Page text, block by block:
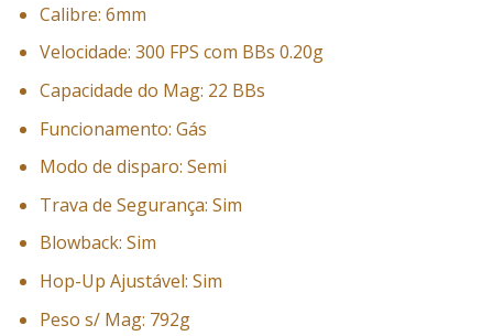
Calibre: 6mm
Velocidade: 300 FPS com BBs 0.20g
Capacidade do Mag: 22 BBs
Funcionamento: Gás
Modo de disparo: Semi
Trava de Segurança: Sim
Blowback: Sim
Hop-Up Ajustável: Sim
Peso s/ Mag: 792g